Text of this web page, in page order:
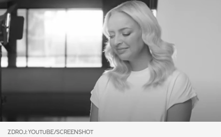
ZDROJ: YOUTUBE/SCREENSHOT